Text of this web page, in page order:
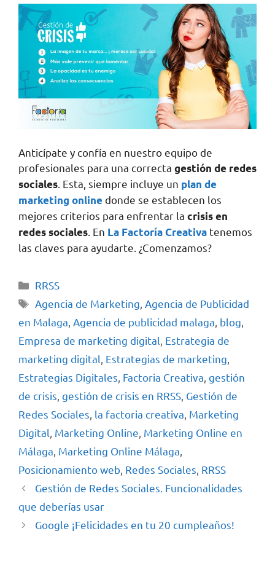
Anticípate y confía en nuestro equipo de
profesionales para una correcta gestión de redes
sociales . Esta, siempre incluye un plan de
marketing onlinedonde se establecen los
mejores criterios para enfrentar la crisis en
redes sociales . En La Factoría Creativa tenemos
las claves para ayudarte. ¿Comenzamos?
RRSS
Agencia de Marketing Agencia de Publicidad
en Malaga Agencia de publicidad malaga blog
Empresa de marketing digital Estrategia de
marketing digital Estrategias de marketing
Estrategias Digitales Factoria Creativa gestión
de crisis gestión de crisis en RRSS Gestión de
Redes Sociales la factoria creativa Marketing
Digital Marketing Online Marketing Online en
Málaga Marketing Online Málaga
Posicionamiento web Redes Sociales RRSS
Gestión de Redes Sociales. Funcionalidades
que deberías usar
Google ¡Felicidades en tu 20 cumpleaños!